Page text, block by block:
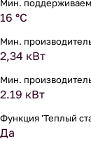
Мин.
16 °С
Мин.
2,34 кВт
Мин.
2.19 кВт
Функция 'Теплый
Да